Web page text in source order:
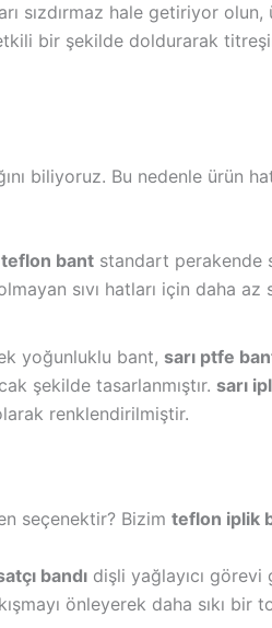
sızdırmaz hale getiriyor olun,
bir şekilde doldurarak
biliyoruz. Bu nedenle ürün
bant standart perakende
olmayan sıvı hatları için daha
yoğunluklu bant, sarı ptfe
şekilde tasarlanmıştır. sarı
renklendirilmiştir.
seçenektir? Bizim teflon iplik
bandı dişli yağlayıcı
önleyerek daha sıkı bir